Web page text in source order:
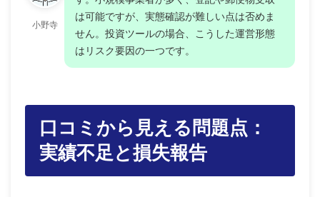
小野寺
は可能ですが、実態確認が難しい点は否めま
せん。投資ツールの場合、こうした運営形態
はリスク要因の一つです。
口コミから見える問題点：
実績不足と損失報告